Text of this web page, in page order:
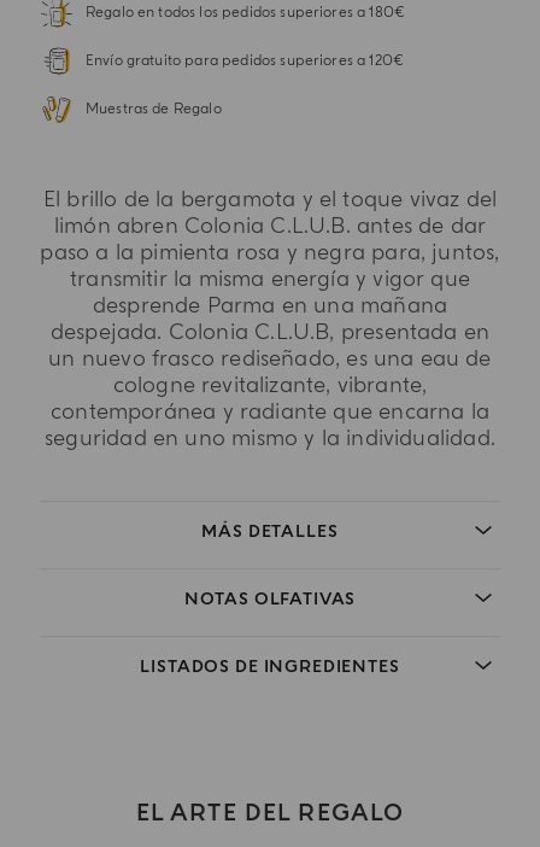
Regalo en todos los pedidos superiores a 180€
Envío gratuito para pedidos superiores a 120€
Muestras de Regalo
El brillo de la bergamota y el toque vivaz del
limón abren Colonia C.L.U.B. antes de dar
paso a la pimienta rosa y negra para, juntos,
transmitir la misma energía y vigor que
desprende Parma en una mañana
despejada. Colonia C.L.U.B, presentada en
un nuevo frasco rediseñado, es una eau de
cologne revitalizante, vibrante,
contemporánea y radiante que encarna la
seguridad en uno mismo y la individualidad.
MÁS DETALLES
NOTAS OLFATIVAS
LISTADOS DE INGREDIENTES
EL ARTE DEL REGALO